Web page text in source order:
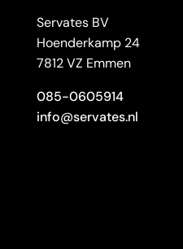
Servates BV
Hoenderkamp 24
7812 VZ Emmen
085-0605914
info@servates.nl